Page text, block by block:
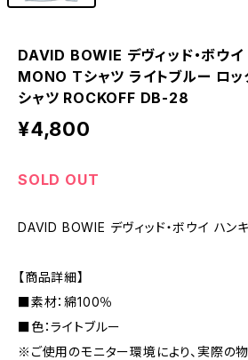
DAVID BOWIE デヴィッド・ボウ
MONO Tシャツ ライトブルー ロ
シャツ ROCKOFF DB-28
¥4,800
SOLD OUT
DAVID BOWIE デヴィッド・ボウイ ハン
【商品詳細】
■素材：綿100％
■色：ライトブルー
※ご使用のモニター環境により、実際の